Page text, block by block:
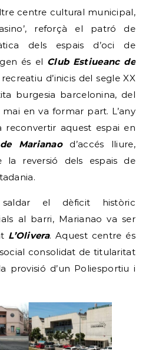
centre cultural municipal,
reforçà el patró de
dels espais d’oci de
és el Club Estiueanc de
d’inicis del segle XX
burgesia barcelonina, del
en va formar part. L’any
reconvertir aquest espai en
Marianao d’accés lliure,
reversió dels espais de
el dèficit històric
al barri, Marianao va ser
L’Olivera. Aquest centre és
consolidat de titularitat
provisió d’un Poliesportiu i